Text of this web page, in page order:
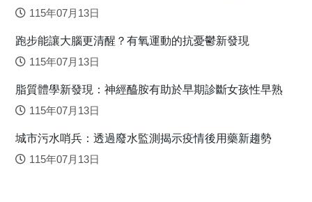
保護效果之有效濃度低於蜜二糖，因此乳果糖被進一步測試
在阿茲海默症小鼠模式上之功效，同樣以海藻糖作為正控制
記憶和學習提取。病理學分析發現乳果糖和海藻糖減少了神
經發炎現象並增加了細胞自噬的程度。由於乳果糖和海藻糖
均有益生源的特性，我們認為腸腦軸循環於其間扮演重要角
https://pubs.acs.org/doi/10.1021/acs.jafc.0c07327
生物利用度及中樞神經系統活性佳的特性，因此有潛力可用
(ΔK280 TauRD)的神經細胞株實驗結果發現，甘草查爾酮A及
合成衍生物LM-031，除了降低Tau蛋白在細胞中錯誤折疊的堆
向調節腦源性營養因子(BDNF)路徑，來達到促進神經突生長
和抑制細胞凋亡。 為了探討LM-031對AD病理特徵和認
究證實在AD的眾多複雜病因中，高血糖也會引起輕度認知障
礙和形成老年斑(Senile plaque)，因此本篇利用鏈脲佐菌素
落地關鍵
115年07月13日
跑步能讓大腦更清醒？有氧運動的抗憂鬱新發現
115年07月13日
脂質體學新發現：神經醯胺有助於早期診斷女孩性早熟
115年07月13日
城市污水哨兵：透過廢水監測揭示疫情後用藥新趨勢
115年07月13日